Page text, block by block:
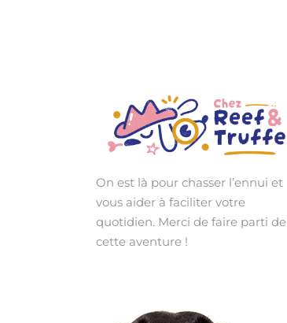
On est là pour chasser l’ennui et
vous aider à faciliter votre
quotidien. Merci de faire parti de
cette aventure !